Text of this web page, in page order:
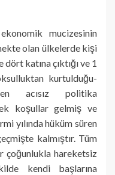
mucizesinin
olan ülkelerde kişi
katına çıktığı ve 1
kurtulduğu-
acısız politika
koşullar gelmiş ve
yılında hüküm süren
kalmıştır. Tüm
çoğunlukla hareketsiz
kendi başlarına